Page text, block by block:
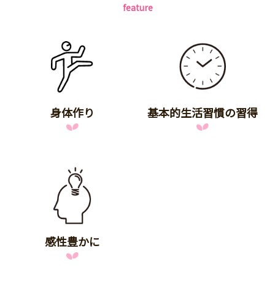
feature
身体作り 基本的生活習慣の習得
感性豊かに